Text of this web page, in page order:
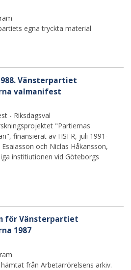
egna tryckta material
Vänsterpartiet
valmanifest
- Riksdagsval
"Partiernas
finansierat av HSFR, juli 1991-
och Niclas Håkansson,
institiutionen vid Göteborgs
för Vänsterpartiet
1987
från Arbetarrörelsens arkiv.